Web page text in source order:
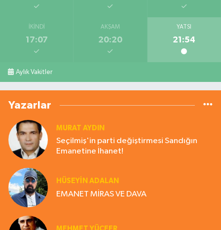
İKINDI
17:07
AKŞAM
20:20
YATSI
21:54
Aylık Vakitler
Yazarlar
MURAT AYDIN
Seçilmiş'in parti değiştirmesi Sandığın
Emanetine İhanet!
HÜSEYIN ADALAN
EMANET MİRAS VE DAVA